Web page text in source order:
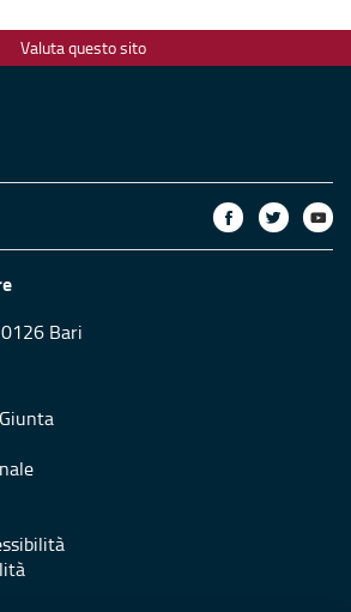
Valuta questo sito
Bari